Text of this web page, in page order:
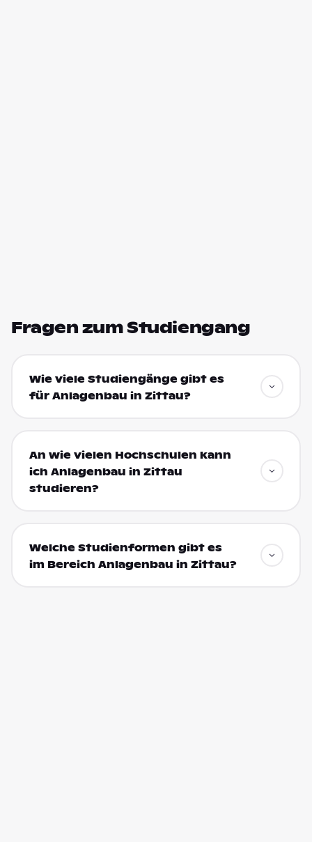
Fragen zum Studiengang
Wie viele Studiengänge gibt es
für Anlagenbau in Zittau?
An wie vielen Hochschulen kann
ich Anlagenbau in Zittau
studieren?
Welche Studienformen gibt es
im Bereich Anlagenbau in Zittau?